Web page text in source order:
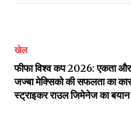
खेल
फीफा विश्व कप 2026: एकता
जज्बा मेक्सिको की सफलता का
स्ट्राइकर राउल जिमेनेज का बयान